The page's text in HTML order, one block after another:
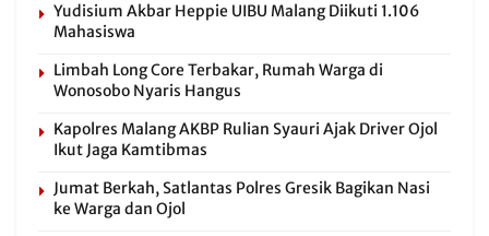
Yudisium Akbar Heppie UIBU Malang Diikuti 1.106
Mahasiswa
Limbah Long Core Terbakar, Rumah Warga di
Wonosobo Nyaris Hangus
Kapolres Malang AKBP Rulian Syauri Ajak Driver Ojol
Ikut Jaga Kamtibmas
Jumat Berkah, Satlantas Polres Gresik Bagikan Nasi
ke Warga dan Ojol